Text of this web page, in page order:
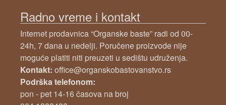
Radno vreme i kontakt
Internet prodavnica “Organske baste” radi od 00-
24h, 7 dana u nedelji. Poručene proizvode nije
moguće platiti niti preuzeti u sedištu udruženja.
Kontakt: office@organskobastovanstvo.rs
Podrška telefonom:
pon - pet 14-16 časova na broj